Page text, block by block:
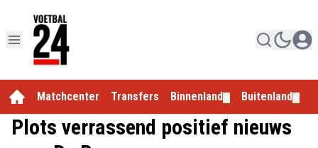
Matchcenter Transfers Binnenland Buitenland
Plots verrassend positief nieuws